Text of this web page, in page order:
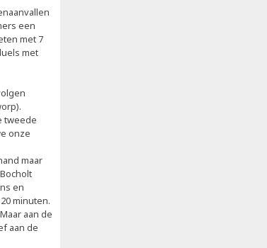
een
met 7
met
tweede
onze
maar
en
minuten.
aan de
aan de